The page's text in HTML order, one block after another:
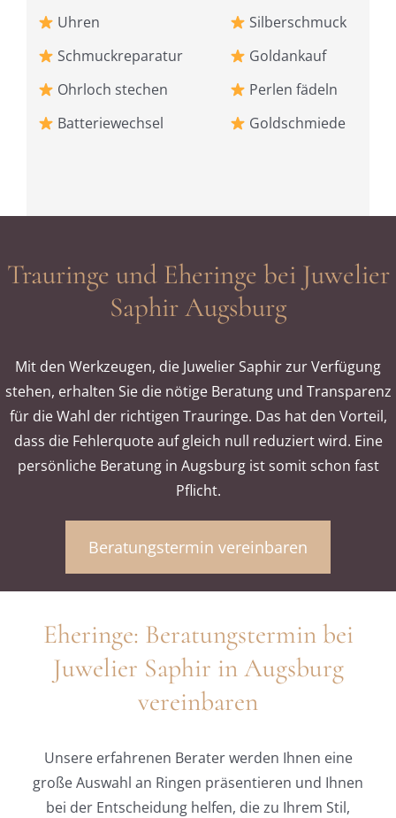
Uhren
Silberschmuck
Schmuckreparatur
Goldankauf
Ohrloch stechen
Perlen fädeln
Batteriewechsel
Goldschmiede
Trauringe und Eheringe bei Juwelier
Saphir Augsburg
Mit den Werkzeugen, die Juwelier Saphir zur Verfügung
stehen, erhalten Sie die nötige Beratung und Transparenz
für die Wahl der richtigen Trauringe. Das hat den Vorteil,
dass die Fehlerquote auf gleich null reduziert wird. Eine
persönliche Beratung in Augsburg ist somit schon fast
Pflicht.
Beratungstermin vereinbaren
Eheringe: Beratungstermin bei
Juwelier Saphir in Augsburg
vereinbaren
Unsere erfahrenen Berater werden Ihnen eine
große Auswahl an Ringen präsentieren und Ihnen
bei der Entscheidung helfen, die zu Ihrem Stil,